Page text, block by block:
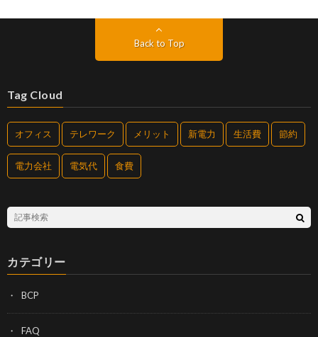
Back to Top
Tag Cloud
オフィス テレワーク メリット 新電力 生活費 節約
電力会社 電気代 食費
カテゴリー
BCP
FAQ